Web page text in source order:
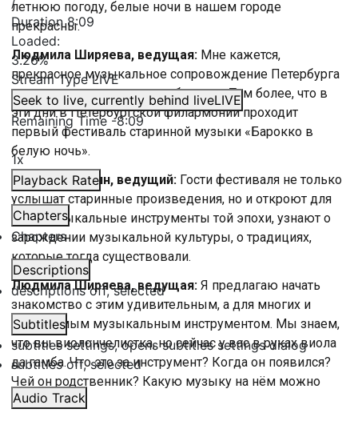
Duration8:09
Loaded:
3.26%
Stream TypeLIVE
Seek to live, currently behind liveLIVE
Remaining Time-8:09
1x
Playback Rate
Chapters
Chapters
Descriptions
descriptions off, selected
Subtitles
subtitles settings, opens subtitles settings dialog
subtitles off, selected
Audio Track
летнюю погоду, белые ночи в нашем городе
прекрасны.
Людмила Ширяева, ведущая: Мне кажется,
прекрасное музыкальное сопровождение Петербурга
в эту пору – музыка эпохи барокко. Тем более, что в
эти дни в Петербургской филармонии проходит
первый фестиваль старинной музыки «Барокко в
белую ночь».
Тимофей Зудин, ведущий: Гости фестиваля не только
услышат старинные произведения, но и откроют для
себя музыкальные инструменты той эпохи, узнают о
зарождении музыкальной культуры, о традициях,
которые тогда существовали.
Людмила Ширяева, ведущая: Я предлагаю начать
знакомство с этим удивительным, а для многих и
незнакомым музыкальным инструментом. Мы знаем,
что вы виолончелистка, но сейчас у вас в руках виола
да гамба. Что это за инструмент? Когда он появился?
Чей он родственник? Какую музыку на нём можно
исполнять?